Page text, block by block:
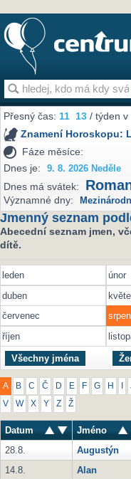
Přesný čas:11 13 / týden
Znamení Horoskopu:
Fáze měsíce:
Dnes je:
9. 8. 2026 Neděle
Dnes má svátek:
Významné dny:
Jmenný seznam
Abecední seznam jmen,
dítě.
leden únor
duben
červenec
srpen
říjen
Všechny jména
A B C Č D E F G H
V W X Y Z Ž
Datum Jméno
28.8.
Augustýn
14.8.
Alan